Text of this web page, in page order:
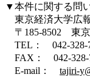
▼本件に関する問
東京経済大学
〒185-8502 東
TEL： 042-328-
FAX： 042-328-
E-mail： tajiri-